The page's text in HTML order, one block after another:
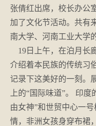
张倩红出席，校长办公
加了文化节活动。共有
南大学、河南工业大学
19日上午，在泊月长
介绍着本民族的传统习
记录下这美好的一刻。
上的“国际味道”。 印
由女神”和世贸中心一
情，非洲女孩身穿布裙